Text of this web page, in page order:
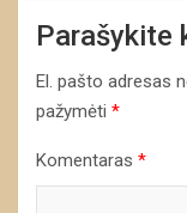
Parašykite
El. pašto adresas
pažymėti *
Komentaras *